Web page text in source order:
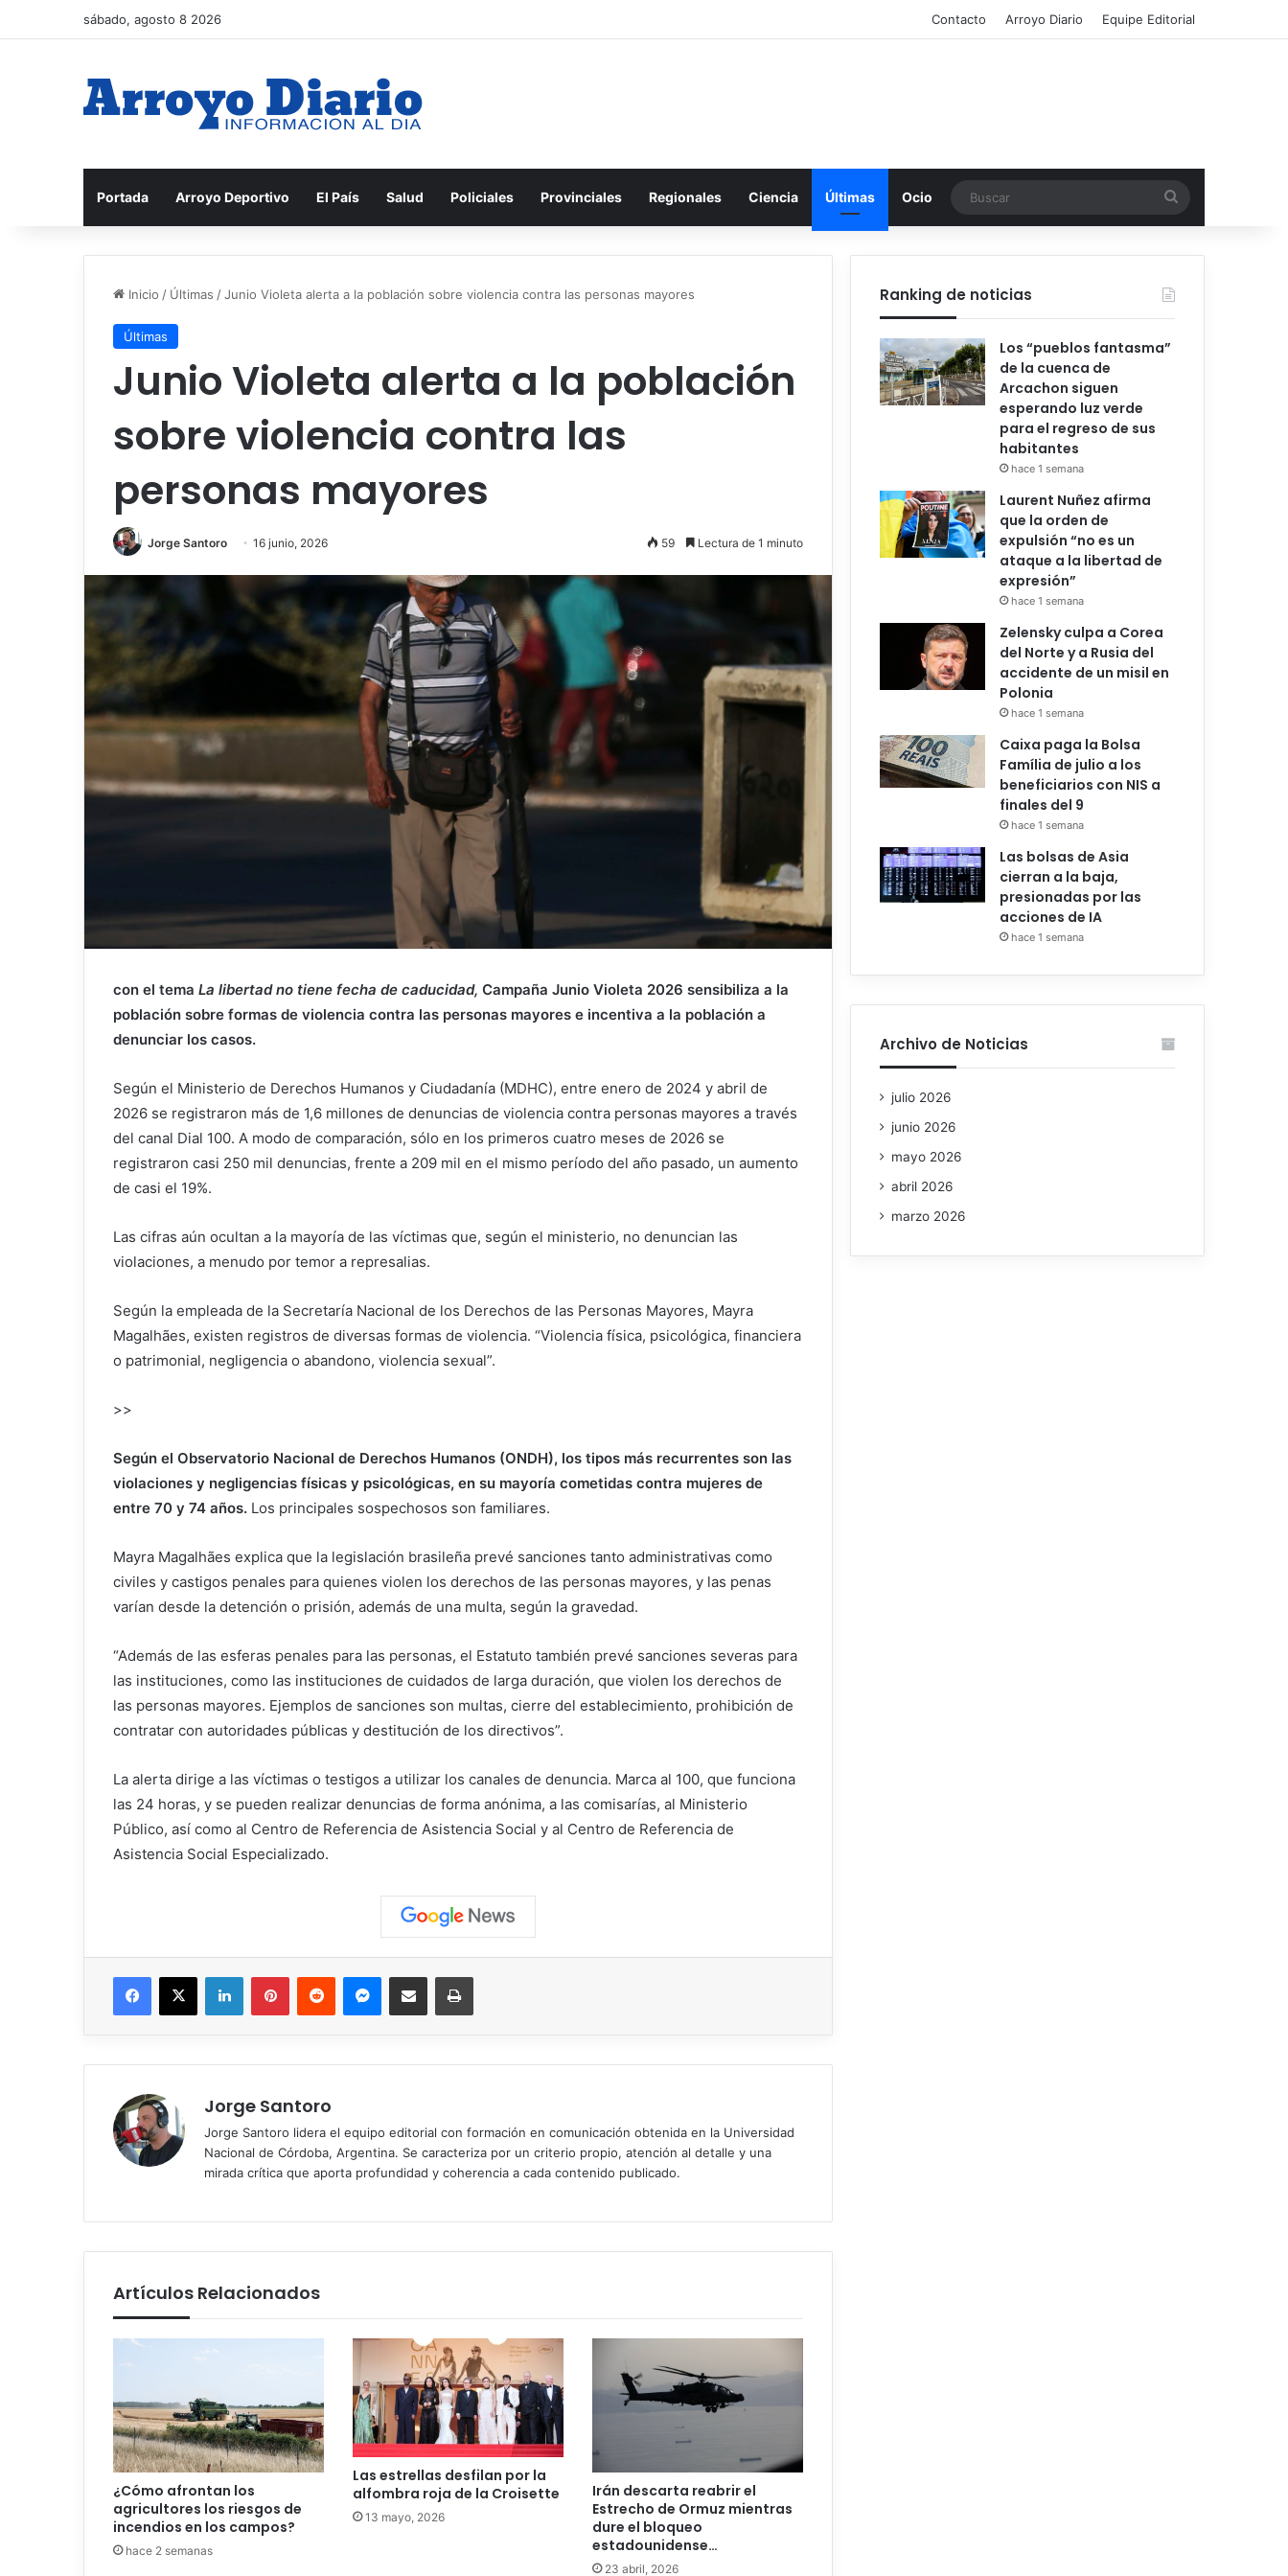
sábado, agosto 8 2026 Contacto Arroyo Diario Equipe Editorial
Portada Arroyo Deportivo El País Salud Policiales Provinciales Regionales Ciencia Últimas Ocio
Inicio / Últimas /Junio ​​Violeta alerta a la población sobre violencia contra las personas mayores
Últimas
Junio ​​Violeta alerta a la población
sobre violencia contra las
personas mayores
Jorge Santoro 16 junio, 2026 59 Lectura de 1 minuto
con el tema La libertad no tiene fecha de caducidad, Campaña Junio ​​Violeta 2026 sensibiliza a la
población sobre formas de violencia contra las personas mayores e incentiva a la población a
denunciar los casos.
Según el Ministerio de Derechos Humanos y Ciudadanía (MDHC), entre enero de 2024 y abril de
2026 se registraron más de 1,6 millones de denuncias de violencia contra personas mayores a través
del canal Dial 100. A modo de comparación, sólo en los primeros cuatro meses de 2026 se
registraron casi 250 mil denuncias, frente a 209 mil en el mismo período del año pasado, un aumento
de casi el 19%.
Las cifras aún ocultan a la mayoría de las víctimas que, según el ministerio, no denuncian las
violaciones, a menudo por temor a represalias.
Según la empleada de la Secretaría Nacional de los Derechos de las Personas Mayores, Mayra
Magalhães, existen registros de diversas formas de violencia. “Violencia física, psicológica, financiera
o patrimonial, negligencia o abandono, violencia sexual”.
>>
Según el Observatorio Nacional de Derechos Humanos (ONDH), los tipos más recurrentes son las
violaciones y negligencias físicas y psicológicas, en su mayoría cometidas contra mujeres de
entre 70 y 74 años. Los principales sospechosos son familiares.
Mayra Magalhães explica que la legislación brasileña prevé sanciones tanto administrativas como
civiles y castigos penales para quienes violen los derechos de las personas mayores, y las penas
varían desde la detención o prisión, además de una multa, según la gravedad.
“Además de las esferas penales para las personas, el Estatuto también prevé sanciones severas para
las instituciones, como las instituciones de cuidados de larga duración, que violen los derechos de
las personas mayores. Ejemplos de sanciones son multas, cierre del establecimiento, prohibición de
contratar con autoridades públicas y destitución de los directivos”.
La alerta dirige a las víctimas o testigos a utilizar los canales de denuncia. Marca al 100, que funciona
las 24 horas, y se pueden realizar denuncias de forma anónima, a las comisarías, al Ministerio
Público, así como al Centro de Referencia de Asistencia Social y al Centro de Referencia de
Asistencia Social Especializado.
Facebook
X LinkedInPinterestReddit MessengerCompartir vía correo electrónicoImprimir
Jorge Santoro
Jorge Santoro lidera el equipo editorial con formación en comunicación obtenida en la Universidad
Nacional de Córdoba, Argentina. Se caracteriza por un criterio propio, atención al detalle y una
mirada crítica que aporta profundidad y coherencia a cada contenido publicado.
Artículos Relacionados
¿Cómo afrontan los
agricultores los riesgos de
incendios en los campos?
hace 2 semanas
Las estrellas desfilan por la
alfombra roja de la Croisette
13 mayo, 2026
Irán descarta reabrir el
Estrecho de Ormuz mientras
dure el bloqueo
estadounidense…
23 abril, 2026
Ranking de noticias
Los “pueblos fantasma”
de la cuenca de
Arcachon siguen
esperando luz verde
para el regreso de sus
habitantes
hace 1 semana
Laurent Nuñez afirma
que la orden de
expulsión “no es un
ataque a la libertad de
expresión”
hace 1 semana
Zelensky culpa a Corea
del Norte y a Rusia del
accidente de un misil en
Polonia
hace 1 semana
Caixa paga la Bolsa
Família de julio a los
beneficiarios con NIS a
finales del 9
hace 1 semana
Las bolsas de Asia
cierran a la baja,
presionadas por las
acciones de IA
hace 1 semana
Archivo de Noticias
julio 2026
junio 2026
mayo 2026
abril 2026
marzo 2026